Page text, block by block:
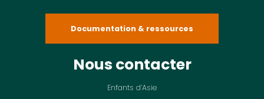
Documentation & ressources
Nous contacter
Enfants d’Asie